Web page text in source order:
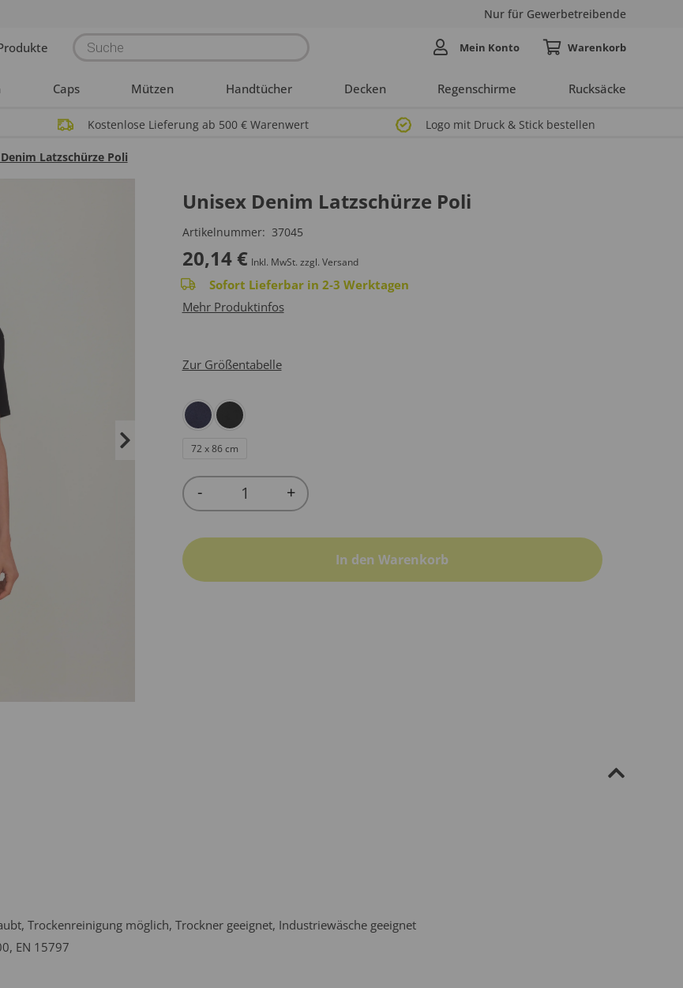
Nur für Gewerbetreibende
Products
search
Caps Mützen Handtücher Decken Regenschirme Rucksäcke
Mein Konto
Kostenlose Lieferung ab 500 € Warenwert Logo mit Druck & Stick bestellen
Latzschürze Poli
Unisex Denim Latzschürze Poli
Artikelnummer: 37045
20,14 € Inkl. MwSt. zzgl. Versand
Sofort Lieferbar in 2-3 Werktagen
Mehr Produktinfos
Zur Größentabelle
72 x 86 cm
Quantity
- +
In den Warenkorb
Trockenreinigung möglich, Trockner geeignet, Industriewäsche geeignet
EN 15797